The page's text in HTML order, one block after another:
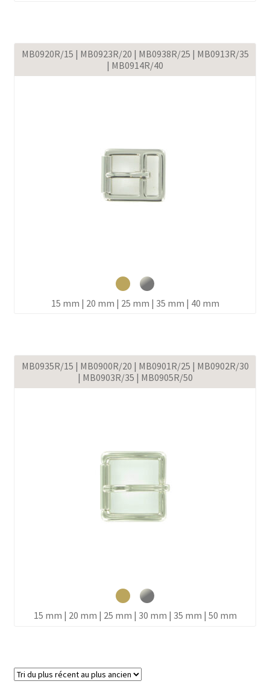
MB0920R/15 | MB0923R/20 | MB0938R/25 | MB0913R/35
| MB0914R/40
15 mm | 20 mm | 25 mm | 35 mm | 40 mm
MB0935R/15 | MB0900R/20 | MB0901R/25 | MB0902R/30
| MB0903R/35 | MB0905R/50
15 mm | 20 mm | 25 mm | 30 mm | 35 mm | 50 mm